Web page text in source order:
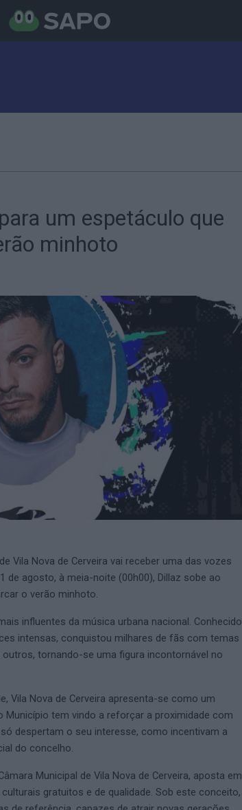
um espetáculo que
minhoto
Vila Nova de Cerveira vai receber uma das vozes
de agosto, à meia-noite (00h00), Dillaz sobe ao
o verão minhoto.
influentes da música urbana nacional. Conhecido
intensas, conquistou milhares de fãs com temas
outros, tornando-se uma figura incontornável no
Vila Nova de Cerveira apresenta-se como um
tem vindo a reforçar a proximidade com
despertam o seu interesse, como incentivam a
do concelho.
Municipal de Vila Nova de Cerveira, aposta em
gratuitos e de qualidade. Sob este conceito,